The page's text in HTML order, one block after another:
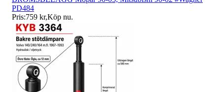
PD484
Pris:759 kr,Köp nu.